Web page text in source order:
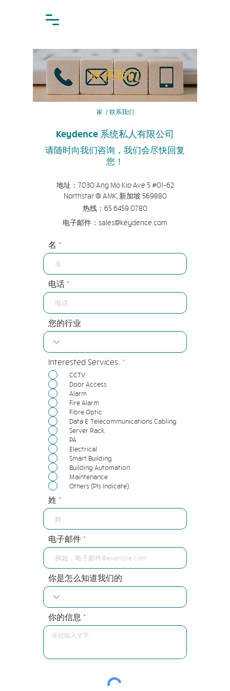
联系我们
家 / 联系我们
Keydence 系统私人有限公司
请随时向我们咨询，我们会尽快回复
您！
地址： 7030 Ang Mo Kio Ave 5 #01-62
Northstar @ AMK, 新加坡 569880
热线： 656459 0780
电子邮件： sales@keydence.com
名
电话
您的行业
Interested Services: *
CCTV
Door Access
Alarm
Fire Alarm
Fibre Optic
Data & Telecommunications Cabling
Server Rack
PA
Electrical
Smart Building
Building Automation
Maintenance
Others (Pls Indicate)
姓
电子邮件
你是怎么知道我们的
你的信息